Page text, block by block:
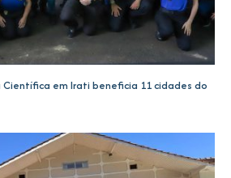
em Irati beneficia 11 cidades do